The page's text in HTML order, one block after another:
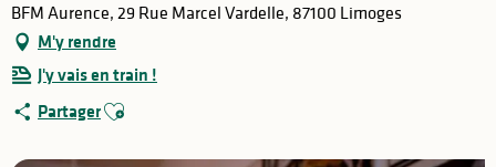
BFM Aurence, 29 Rue Marcel Vardelle, 87100 Limoges
M'y rendre
J'y vais en train !
PartagerAjouter aux favoris